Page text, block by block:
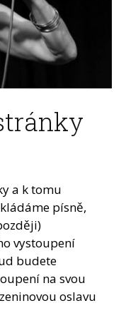
a k tomu
písně,
vystoupení
budete
na svou
oslavu